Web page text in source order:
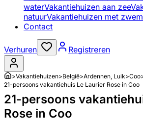
waterVakantiehuizen aan zee
natuurVakantiehuizen met
Contact
Verhuren Registreren
>Vakantiehuizen>België>Ardennen, Luik>Coo
21-persoons vakantiehuis Le Laurier Rose in Coo
21-persoons
Rose in Coo